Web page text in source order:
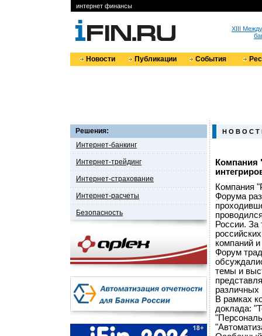
интернет финансы
XIII
Новости Публикации События
Решения:
Интернет-банкинг
Интернет-трейдинг
Интернет-страхование
Интернет-расчеты
Безопасность
Н О В О С Т
Компания
Компания
Форума
России. За
компаний
Форум
темы и
различных
В рамках
доклада: